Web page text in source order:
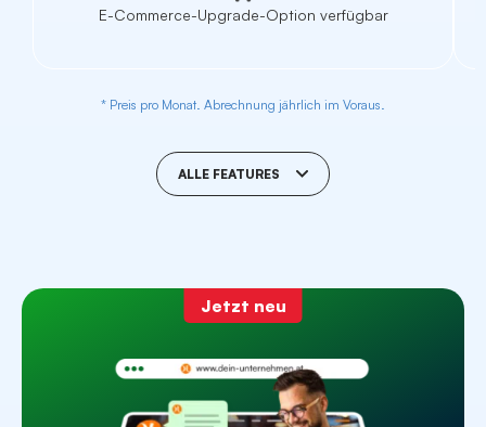
E-Commerce-Upgrade-Option verfügbar
* Preis pro Monat. Abrechnung jährlich im Voraus.
ALLE FEATURES
Professionelle Webdesigner
SEO optimierte Texte
Jetzt neu